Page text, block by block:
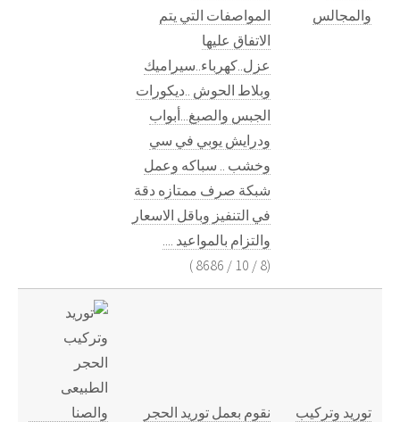
والمجالس
المواصفات التي يتم
الاتفاق عليها
عزل..كهرباء..سيراميك
وبلاط الحوش ..ديكورات
الجبس والصبغ...أبواب
ودرايش يوبي في سي
وخشب .. سباكه وعمل
شبكة صرف ممتازه دقة
في التنفيز وباقل الاسعار
والتزام بالمواعيد ....
(
8
/
10
/
8686
)
توريد وتركيب
نقوم بعمل توريد الحجر